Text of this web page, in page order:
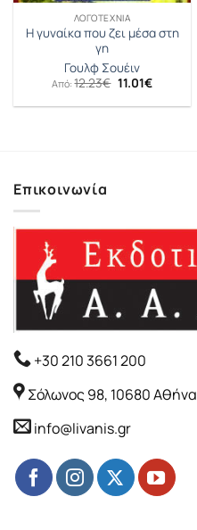
ΛΟΓΟΤΕΧΝΊΑ
Η γυναίκα που ζει μέσα στη
γη
Γουλφ Σουέιν
Από:12.23€ Original
price
was:
11.01€Η
τιμή
Επικοινωνία
+30 210 3661 200
Σόλωνος 98, 10680 Αθήνα
info@livanis.gr